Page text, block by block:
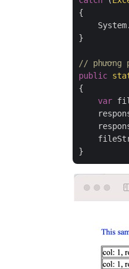
{
}
// phương
public
{
var